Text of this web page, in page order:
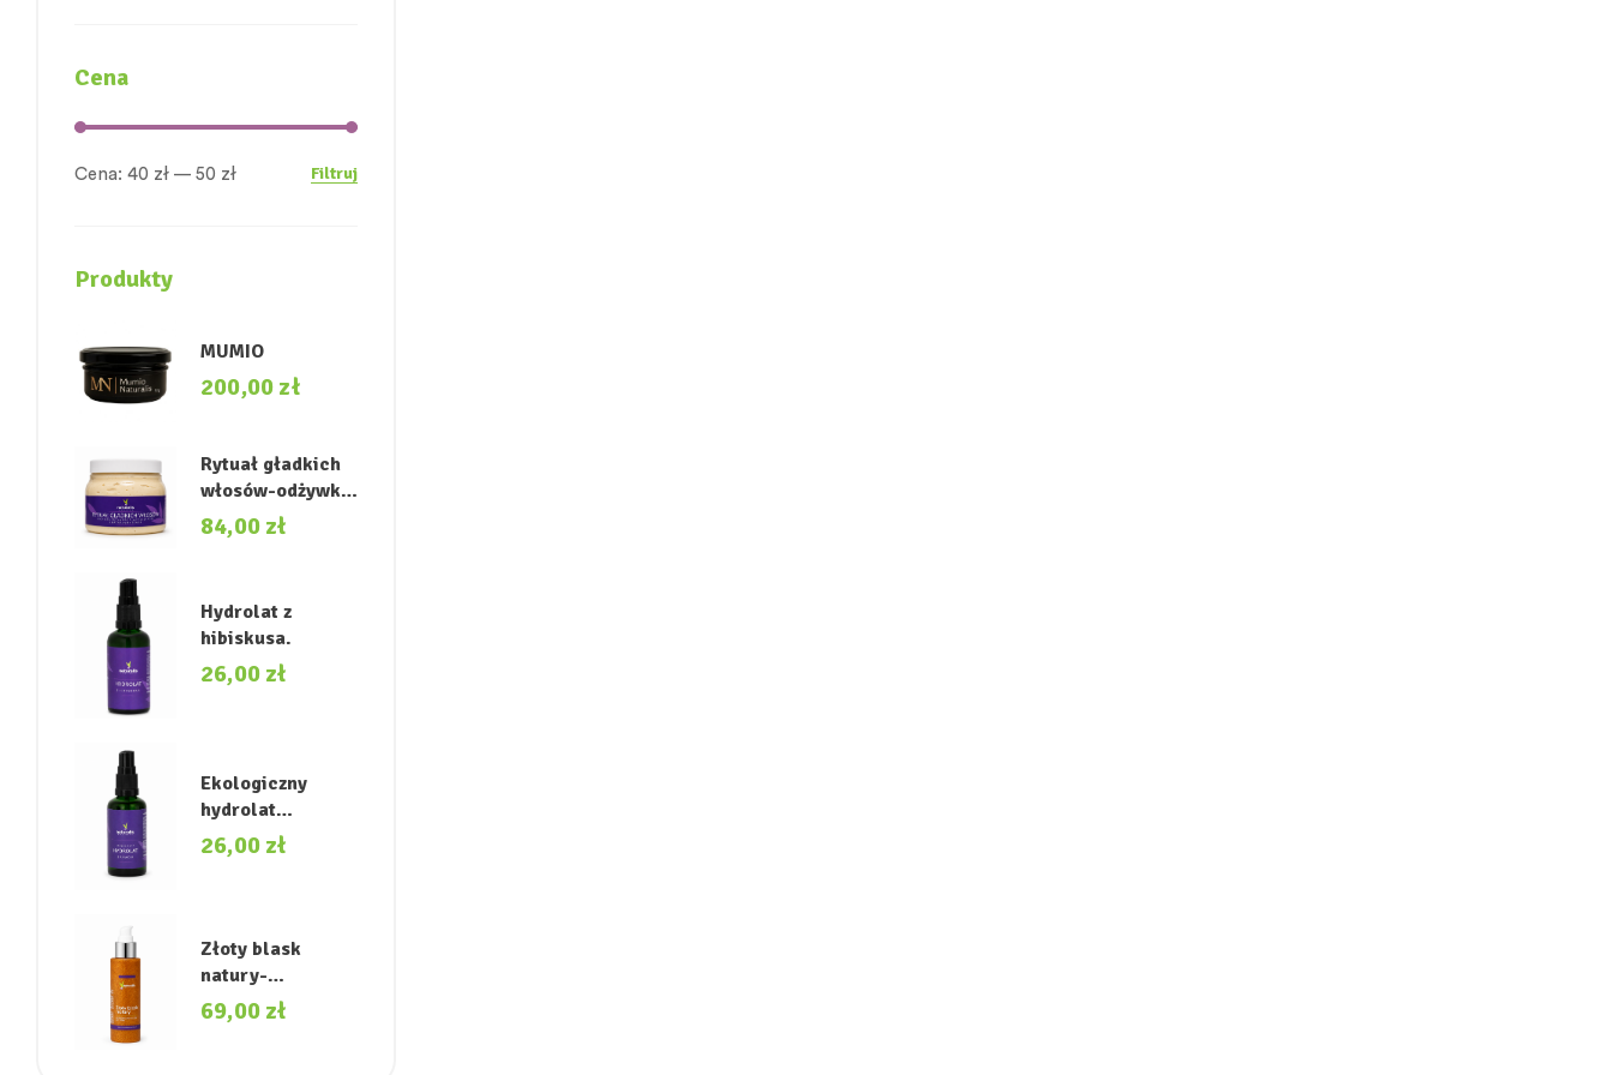
Cena
Filtruj
Cena: 40 zł — 50 zł
Produkty
MUMIO
200,00 zł
Rytuał gładkich
włosów-odżywka
przywracająca
miękkość i
84,00 zł
Hydrolat z
hibiskusa.
26,00 zł
Ekologiczny
hydrolat
akacjowy.
26,00 zł
Złoty blask
natury-
rozświetlający
olejek do ciała.
69,00 zł